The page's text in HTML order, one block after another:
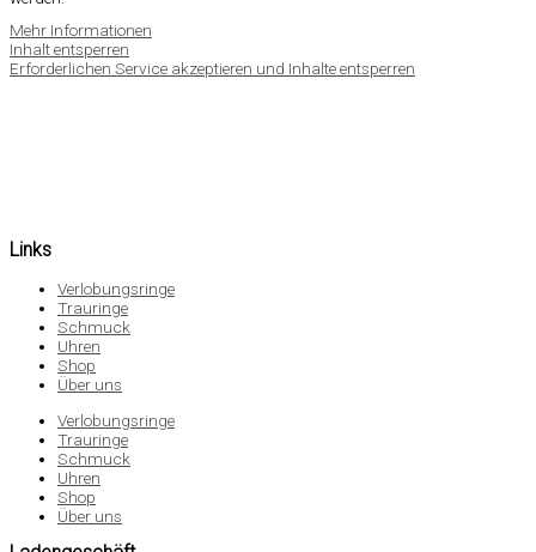
Mehr Informationen
Inhalt entsperren
Erforderlichen Service akzeptieren und Inhalte entsperren
Links
Verlobungsringe
Trauringe
Schmuck
Uhren
Shop
Über uns
Verlobungsringe
Trauringe
Schmuck
Uhren
Shop
Über uns